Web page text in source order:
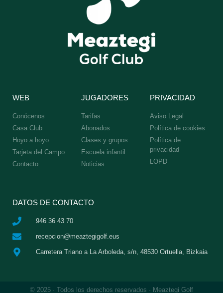
WEB
Conócenos
Casa Club
Hoyo a hoyo
Tarjeta del Campo
Contacto
JUGADORES
Tarifas
Abonados
Clases y grupos
Escuela infantil
Noticias
PRIVACIDAD
Aviso Legal
Política de cookies
Política de
privacidad
LOPD
DATOS DE CONTACTO
946 36 43 70
recepcion@meaztegigolf.eus
Carretera Triano a La Arboleda, s/n, 48530 Ortuella, Bizkaia
© 2025 · Todos los derechos reservados · Meaztegi Golf